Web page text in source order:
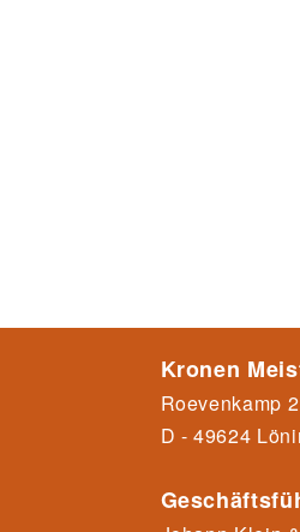
Kronen
Roevenkamp 2
D - 49624